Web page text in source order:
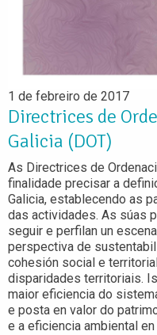
1 de febreiro de 2017
Directrices de
Galicia (DOT)
As Directrices de
finalidade precisar a
Galicia, establecendo as
das actividades. As súas
seguir e perfilan un
perspectiva de
cohesión social e
disparidades territoriais.
maior eficiencia do
e posta en valor do
e a eficiencia ambiental